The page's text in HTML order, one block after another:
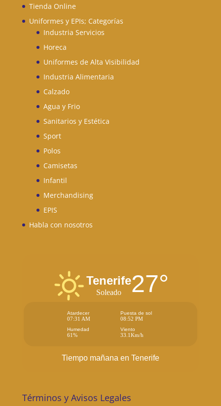
Tienda Online
Uniformes y EPIs; Categorías
Industria Servicios
Horeca
Uniformes de Alta Visibilidad
Industria Alimentaria
Calzado
Agua y Frio
Sanitarios y Estética
Sport
Polos
Camisetas
Infantil
Merchandising
EPIS
Habla con nosotros
Tenerife
Soleado 27°
Atardecer
07:31 AM
Puesta de sol
08:52 PM
Humedad
61%
Viento
33.1Km/h
Tiempo mañana en Tenerife
Términos y Avisos Legales